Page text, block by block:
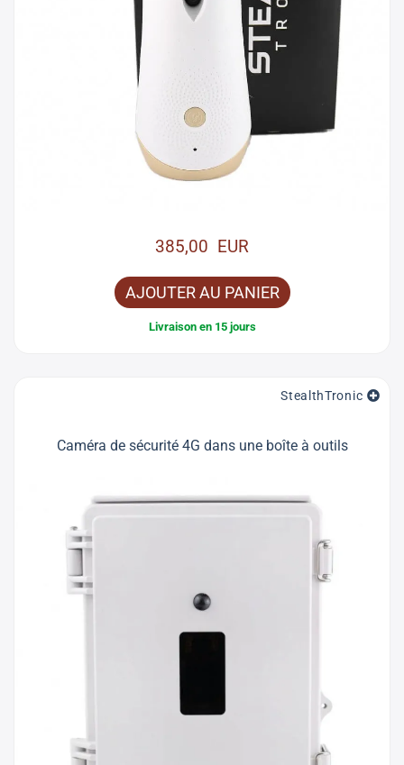
385,00 EUR
AJOUTER AU PANIER
Livraison en 15 jours
StealthTronic
Caméra de sécurité 4G dans une boîte à outils